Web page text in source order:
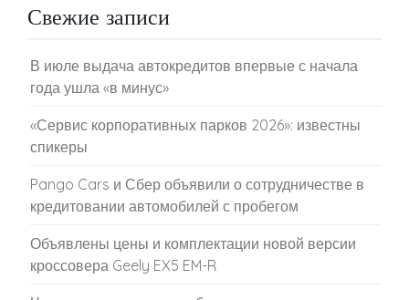
Свежие записи
В июле выдача автокредитов впервые с начала
года ушла «в минус»
«Сервис корпоративных парков 2026»: известны
спикеры
Pango Cars и Сбер объявили о сотрудничестве в
кредитовании автомобилей с пробегом
Объявлены цены и комплектации новой версии
кроссовера Geely EX5 EM-R